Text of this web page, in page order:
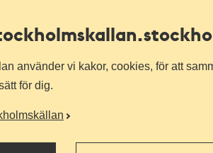
använder vi kakor, cookies, för att
för dig.